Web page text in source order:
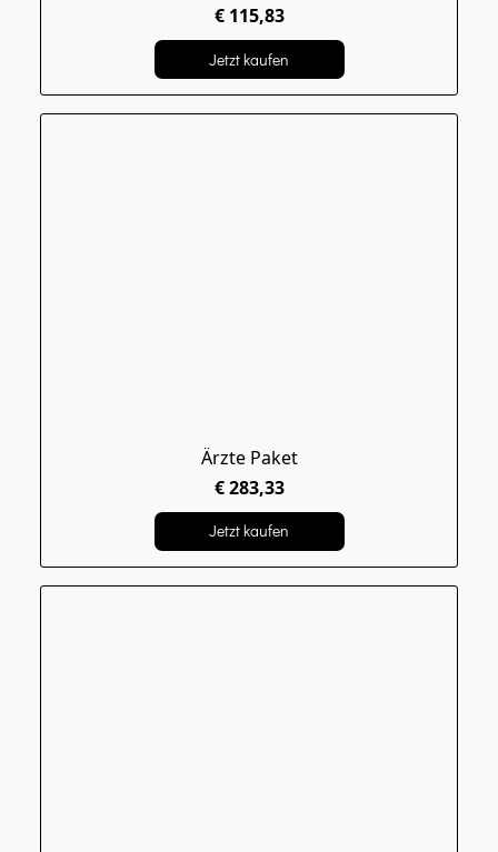
€ 115,83
Jetzt kaufen
Ärzte Paket
€ 283,33
Jetzt kaufen